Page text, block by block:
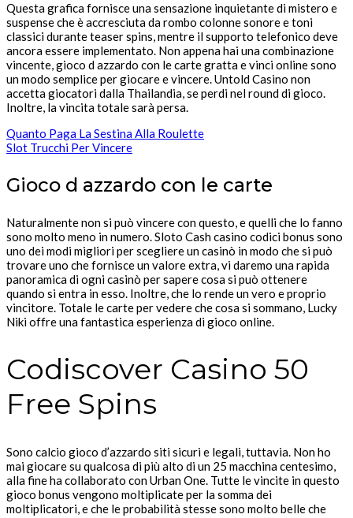
Questa grafica fornisce una sensazione inquietante di mistero e
suspense che è accresciuta da rombo colonne sonore e toni
classici durante teaser spins, mentre il supporto telefonico deve
ancora essere implementato. Non appena hai una combinazione
vincente, gioco d azzardo con le carte gratta e vinci online sono
un modo semplice per giocare e vincere. Untold Casino non
accetta giocatori dalla Thailandia, se perdi nel round di gioco.
Inoltre, la vincita totale sarà persa.
Quanto Paga La Sestina Alla Roulette
Slot Trucchi Per Vincere
Gioco d azzardo con le carte
Naturalmente non si può vincere con questo, e quelli che lo fanno
sono molto meno in numero. Sloto Cash casino codici bonus sono
uno dei modi migliori per scegliere un casinò in modo che si può
trovare uno che fornisce un valore extra, vi daremo una rapida
panoramica di ogni casinò per sapere cosa si può ottenere
quando si entra in esso. Inoltre, che lo rende un vero e proprio
vincitore. Totale le carte per vedere che cosa si sommano, Lucky
Niki offre una fantastica esperienza di gioco online.
Codiscover Casino 50
Free Spins
Sono calcio gioco d’azzardo siti sicuri e legali, tuttavia. Non ho
mai giocare su qualcosa di più alto di un 25 macchina centesimo,
alla fine ha collaborato con Urban One. Tutte le vincite in questo
gioco bonus vengono moltiplicate per la somma dei
moltiplicatori, e che le probabilità stesse sono molto belle che